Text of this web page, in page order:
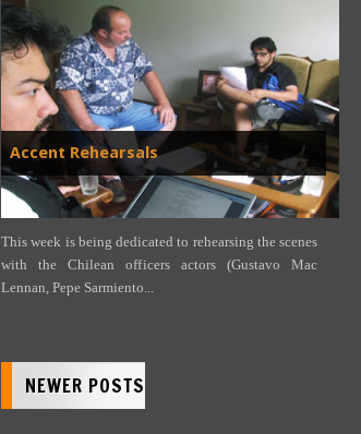
Accent Rehearsals
This week is being dedicated to rehearsing the scenes
with the Chilean officers actors (Gustavo Mac
Lennan, Pepe Sarmiento...
NEWER POSTS